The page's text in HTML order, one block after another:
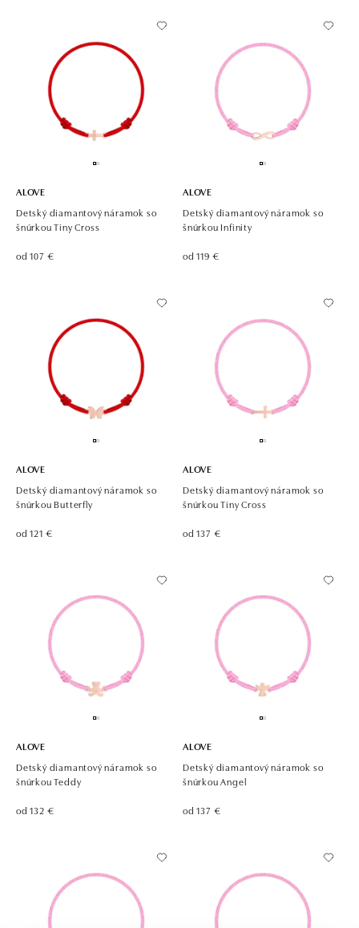
ALOVE
Detský diamantový náramok so
šnúrkou Tiny Cross
od 107 €
ALOVE
Detský diamantový náramok so
šnúrkou Infinity
od 119 €
ALOVE
Detský diamantový náramok so
šnúrkou Butterfly
od 121 €
ALOVE
Detský diamantový náramok so
šnúrkou Tiny Cross
od 137 €
ALOVE
Detský diamantový náramok so
šnúrkou Teddy
od 132 €
ALOVE
Detský diamantový náramok so
šnúrkou Angel
od 137 €